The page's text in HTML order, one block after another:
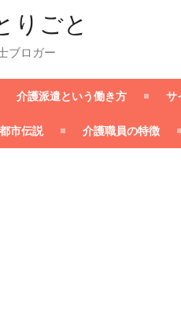
りごと
ブロガー
介護派遣という働き方 サ
市伝説 介護職員の特徴